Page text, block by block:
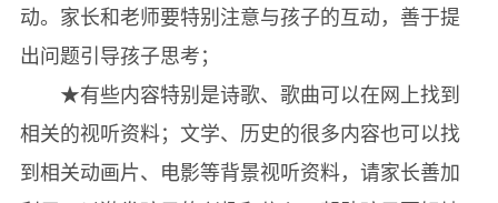
动。家长和老师要特别注意与孩子的互动，善于提
出问题引导孩子思考；
★有些内容特别是诗歌、歌曲可以在网上找到
相关的视听资料；文学、历史的很多内容也可以找
到相关动画片、电影等背景视听资料，请家长善加